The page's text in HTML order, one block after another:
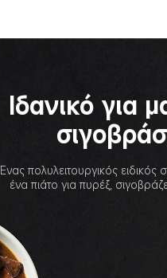
Ιδανικό για
Ένας πολυλειτουργικός ειδικός
ένα πιάτο για πυρέξ,